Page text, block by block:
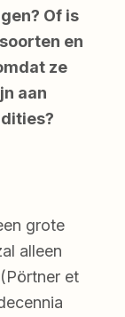
Of is
en
ze
aan
grote
alleen
et